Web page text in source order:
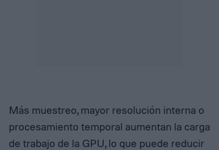
Más muestreo, mayor resolución interna o
procesamiento temporal aumentan la carga
de trabajo de la GPU, lo que puede reducir